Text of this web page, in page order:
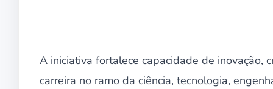
A iniciativa fortalece capacidade de inovação,
carreira no ramo da ciência, tecnologia,